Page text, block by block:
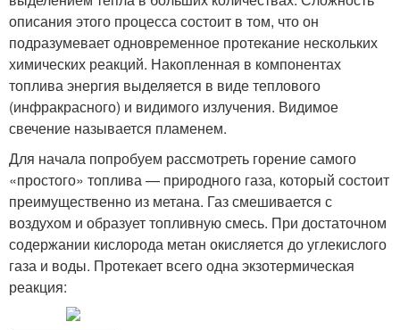
описания этого процесса состоит в том, что он
подразумевает одновременное протекание нескольких
химических реакций. Накопленная в компонентах
топлива энергия выделяется в виде теплового
(инфракрасного) и видимого излучения. Видимое
свечение называется пламенем.
Для начала попробуем рассмотреть горение самого
«простого» топлива — природного газа, который состоит
преимущественно из метана. Газ смешивается с
воздухом и образует топливную смесь. При достаточном
содержании кислорода метан окисляется до углекислого
газа и воды. Протекает всего одна экзотермическая
реакция: